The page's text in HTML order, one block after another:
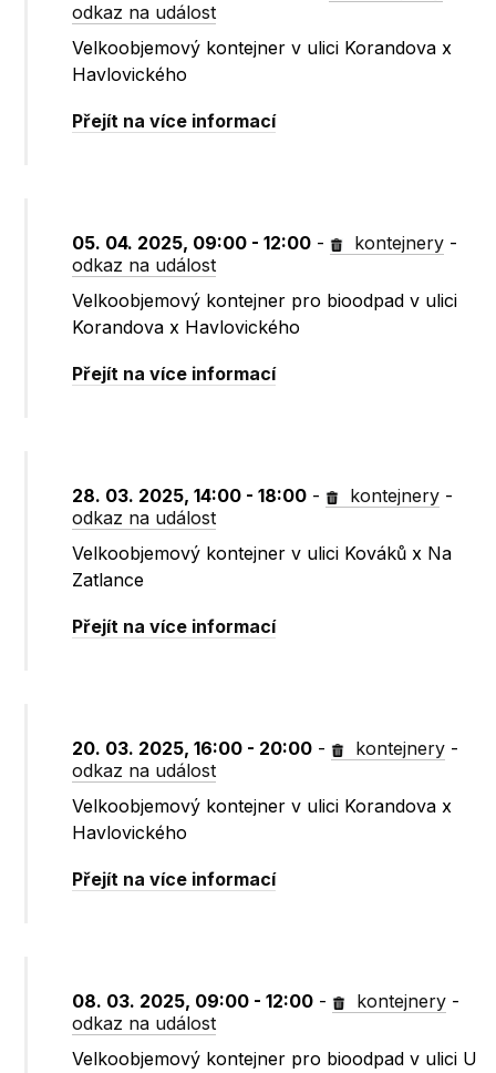
odkaz na událost
Velkoobjemový kontejner v ulici Korandova x
Havlovického
Přejít na více informací
05. 04. 2025, 09:00 - 12:00 - kontejnery -
odkaz na událost
Velkoobjemový kontejner pro bioodpad v ulici
Korandova x Havlovického
Přejít na více informací
28. 03. 2025, 14:00 - 18:00 - kontejnery -
odkaz na událost
Velkoobjemový kontejner v ulici Kováků x Na
Zatlance
Přejít na více informací
20. 03. 2025, 16:00 - 20:00 - kontejnery -
odkaz na událost
Velkoobjemový kontejner v ulici Korandova x
Havlovického
Přejít na více informací
08. 03. 2025, 09:00 - 12:00 - kontejnery -
odkaz na událost
Velkoobjemový kontejner pro bioodpad v ulici U